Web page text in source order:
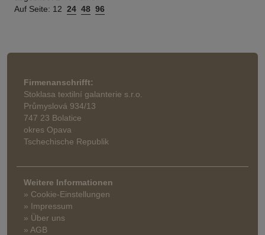
Auf Seite: 12 24 48 96
Firmenanschrifft:
Stoklasa textilní galanterie s.r.o.
Průmyslová 934/13
747 23 Bolatice
okres Opava
Tschechische Republik
Weitere Informationen
» Cookie-Einstellungen
» Impressum
» Über uns
» AGB